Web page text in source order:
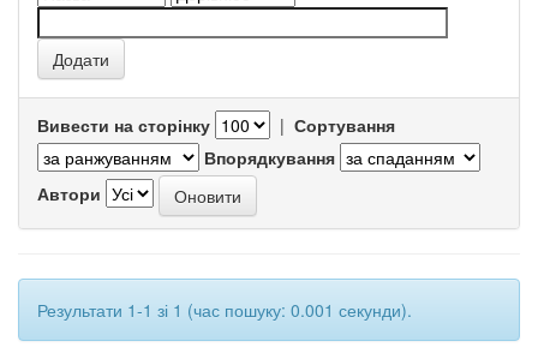
Вивести на сторінку | Сортування
Впорядкування
Автори
Результати 1-1 зі 1 (час пошуку: 0.001 секунди).